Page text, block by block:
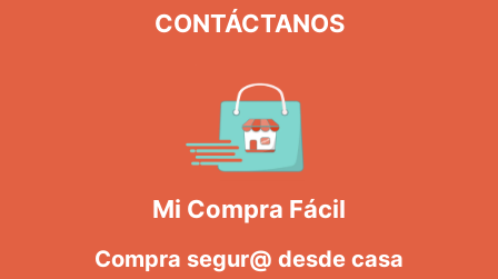
CONTÁCTANOS
Mi Compra Fácil
Compra segur@ desde casa